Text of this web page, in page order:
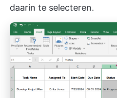
daarin te selecteren.